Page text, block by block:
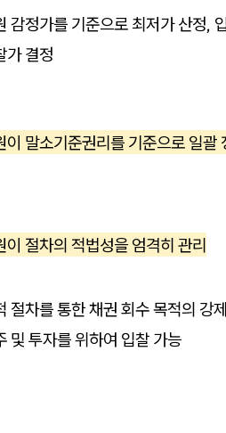
감정가를 기준으로 최저가 산정,
가 결정
이 말소기준권리를 기준으로 일괄
이 절차의 적법성을 엄격히 관리
절차를 통한 채권 회수 목적의 강
및 투자를 위하여 입찰 가능